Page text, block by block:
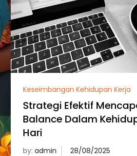
Keseimbangan Kehidupan Kerja
Strategi Efektif
Balance Dalam
Hari
by:admin